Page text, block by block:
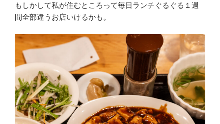
もしかして私が住むところって毎日ランチぐるぐる１週
間全部違うお店いけるかも。